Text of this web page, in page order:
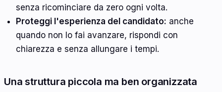
senza ricominciare da zero ogni volta.
Proteggi l'esperienza del candidato: anche
quando non lo fai avanzare, rispondi con
chiarezza e senza allungare i tempi.
Una struttura piccola ma ben organizzata